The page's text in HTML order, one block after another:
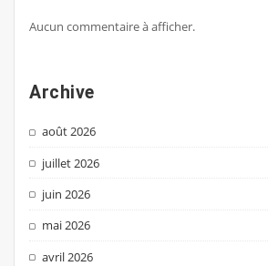
Aucun commentaire à afficher.
Archive
août 2026
juillet 2026
juin 2026
mai 2026
avril 2026